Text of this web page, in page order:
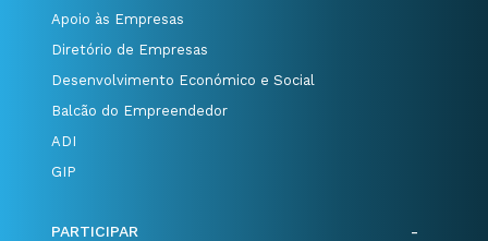
Apoio às Empresas
Diretório de Empresas
Desenvolvimento Económico e Social
Balcão do Empreendedor
ADI
GIP
PARTICIPAR